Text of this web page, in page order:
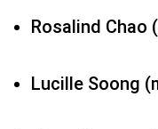
Rosalind Chao
Lucille Soong